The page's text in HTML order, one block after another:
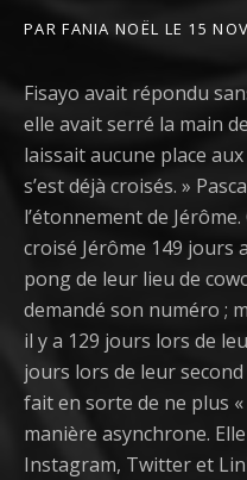
PARFANIA NOËL LE 15
Fisayo avait répondu
elle avait serré la main
laissait aucune place
s’est déjà croisés. »
l’étonnement de
croisé Jérôme 149 jours
pong de leur lieu de
demandé son numéro ;
il y a 129 jours lors de
jours lors de leur
fait en sorte de ne plus «
manière asynchrone.
Instagram, Twitter et